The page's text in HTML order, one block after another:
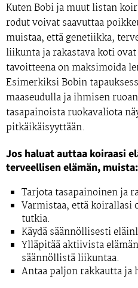
Kuten Bobi ja muut listan
rodut voivat saavuttaa
muistaa, että genetiikka,
liikunta ja rakastava koti
tavoitteena on maksimoida
Esimerkiksi Bobin
maaseudulla ja ihmisen
tasapainoista ruokavaliota
pitkäikäisyyttään.
Jos haluat auttaa koiraasi
terveellisen elämän, muista:
Tarjota tasapainoinen ja
Varmistaa, että koirallasi
tutkia.
Käydä säännöllisesti
Ylläpitää aktiivista
säännöllistä liikuntaa.
Antaa paljon rakkautta ja